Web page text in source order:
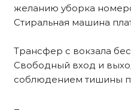
желанию уборка
Стиральная машина
Трансфер с вокзала
Свободный вход и
соблюдением тишины